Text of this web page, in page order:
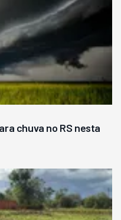
chuva no RS nesta